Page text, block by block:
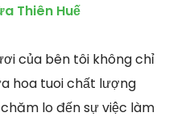
Thiên Huế
của bên tôi không chỉ
hoa tuoi chất lượng
lo đến sự việc làm